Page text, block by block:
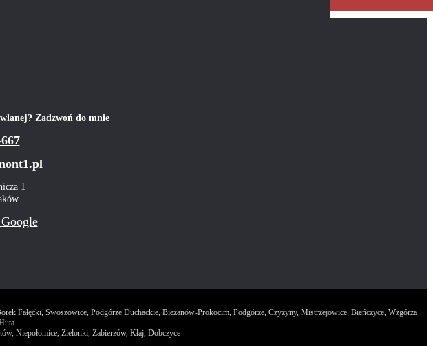
Zadzwoń do mnie
1
Fałęcki, Swoszowice, Podgórze Duchackie, Bieżanów-Prokocim, Podgórze, Czyżyny, Mistrzejowice, Bieńczyce, Wzgórza
Niepołomice, Zielonki, Zabierzów, Kłaj, Dobczyce